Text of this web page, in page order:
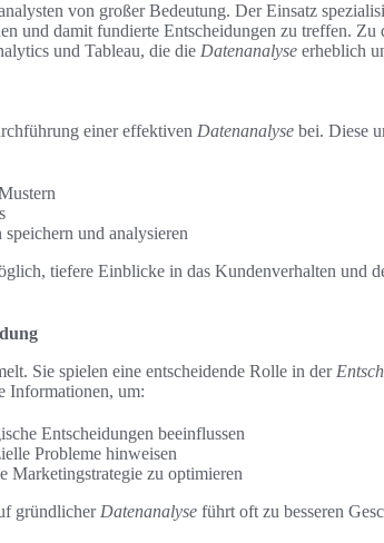
von großer Bedeutung. Der Einsatz
und damit fundierte Entscheidungen zu treffen. Zu
und Tableau, die die Datenanalyse erheblich
einer effektiven Datenanalyse bei. Diese
und analysieren
tiefere Einblicke in das Kundenverhalten und
Sie spielen eine entscheidende Rolle in der
Informationen, um:
Entscheidungen beeinflussen
Probleme hinweisen
Marketingstrategie zu optimieren
gründlicher Datenanalyse führt oft zu besseren